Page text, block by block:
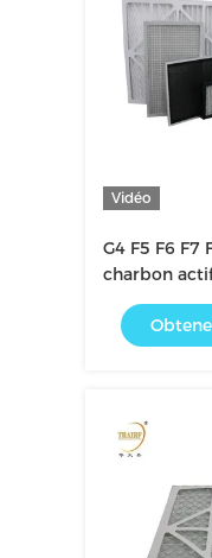
Vidéo
G4 F5 F6 F7
charbon
pour la